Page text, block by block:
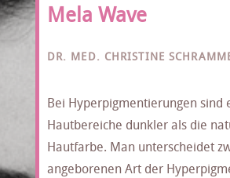
Mela Wave
DR. MED. CHRISTINE
Bei Hyperpigmentierungen sind
Hautbereiche dunkler als die
Hautfarbe. Man unterscheidet
angeborenen Art der